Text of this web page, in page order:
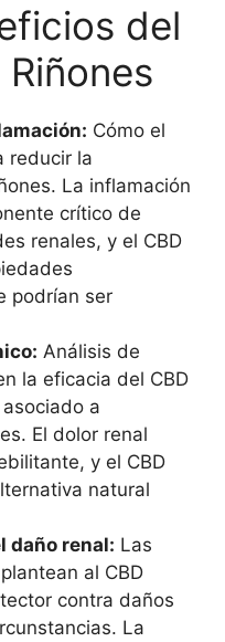
del
Cómo el
reducir la
La inflamación
crítico de
renales, y el CBD
podrían ser
Análisis de
la eficacia del CBD
a
El dolor renal
y el CBD
natural
daño renal: Las
al CBD
contra daños
La